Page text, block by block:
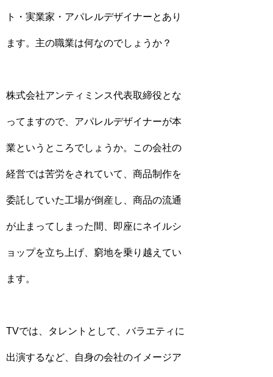
ト・実業家・アパレルデザイナーとあり
ます。主の職業は何なのでしょうか？
株式会社アンティミンス代表取締役とな
ってますので、アパレルデザイナーが本
業というところでしょうか。この会社の
経営では苦労をされていて、商品制作を
委託していた工場が倒産し、商品の流通
が止まってしまった間、即座にネイルシ
ョップを立ち上げ、窮地を乗り越えてい
ます。
TVでは、タレントとして、バラエティに
出演するなど、自身の会社のイメージア